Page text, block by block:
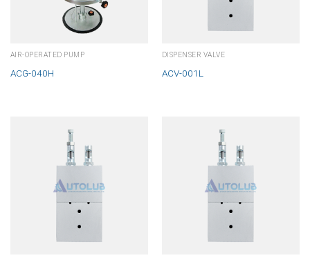
AIR-OPERATED PUMP
ACG-040H
DISPENSER VALVE
ACV-001L